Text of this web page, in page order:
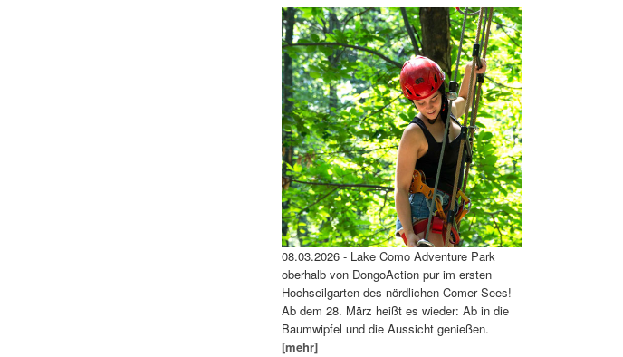
08.03.2026 - Lake Como Adventure Park
oberhalb von DongoAction pur im ersten
Hochseilgarten des nördlichen Comer Sees!
Ab dem 28. März heißt es wieder: Ab in die
Baumwipfel und die Aussicht genießen.
[mehr]